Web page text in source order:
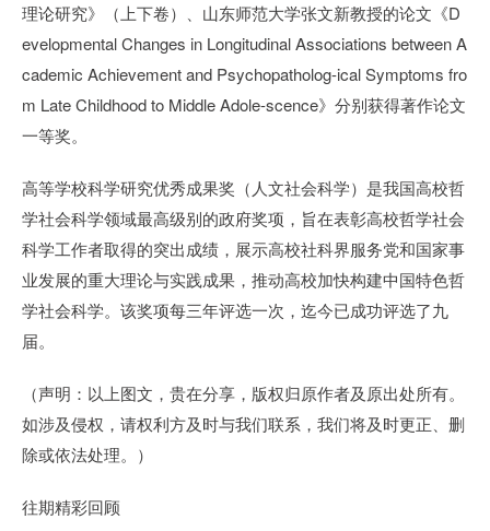
理论研究》（上下卷）、山东师范大学张文新教授的论文《D
evelopmental Changes in Longitudinal Associations between A
cademic Achievement and Psychopatholog-ical Symptoms fro
m Late Childhood to Middle Adole-scence》分别获得著作论文
一等奖。
高等学校科学研究优秀成果奖（人文社会科学）是我国高校哲
学社会科学领域最高级别的政府奖项，旨在表彰高校哲学社会
科学工作者取得的突出成绩，展示高校社科界服务党和国家事
业发展的重大理论与实践成果，推动高校加快构建中国特色哲
学社会科学。该奖项每三年评选一次，迄今已成功评选了九
届。
（声明：以上图文，贵在分享，版权归原作者及原出处所有。
如涉及侵权，请权利方及时与我们联系，我们将及时更正、删
除或依法处理。）
往期精彩回顾